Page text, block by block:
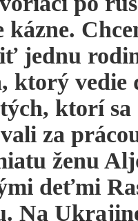
kázne.
jednu
ktorý vedie
ktorí sa
za
ženu
deťmi
Na